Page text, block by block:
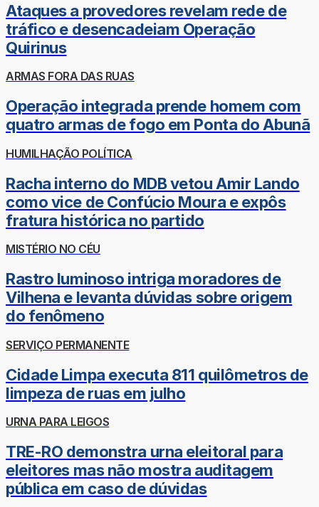
Ataques a provedores revelam rede de
tráfico e desencadeiam Operação
Quirinus
ARMAS FORA DAS RUAS
Operação integrada prende homem com
quatro armas de fogo em Ponta do Abunã
HUMILHAÇÃO POLÍTICA
Racha interno do MDB vetou Amir Lando
como vice de Confúcio Moura e expôs
fratura histórica no partido
MISTÉRIO NO CÉU
Rastro luminoso intriga moradores de
Vilhena e levanta dúvidas sobre origem
do fenômeno
SERVIÇO PERMANENTE
Cidade Limpa executa 811 quilômetros de
limpeza de ruas em julho
URNA PARA LEIGOS
TRE-RO demonstra urna eleitoral para
eleitores mas não mostra auditagem
pública em caso de dúvidas